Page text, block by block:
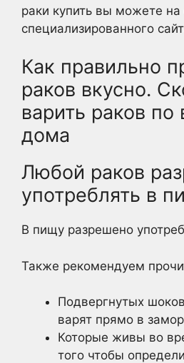
раки купить вы можете
специализированного
Как правильно
раков вкусно.
варить раков по
дома
Любой раков
употреблять в
В пищу разрешено
Также рекомендуем
Подвергнутых
варят прямо в
Которые живы во
того чтобы